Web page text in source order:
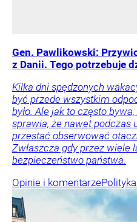
Gen. Pawlikowski:
z Danii. Tego potrzebuje
Kilka dni spędzonych
być przede wszystkim
było. Ale jak to często
sprawia, że nawet podczas
przestać obserwować
Zwłaszcza gdy przez wiele
bezpieczeństwo państwa.
Opinie i komentarzePolityka